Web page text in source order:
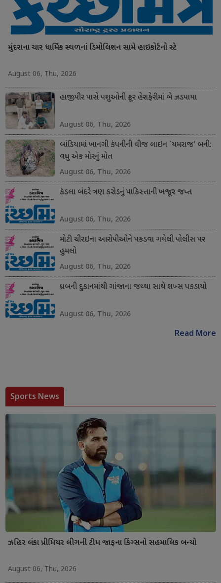
મુંદરાના ચાર ધાર્મિક સ્થળનાં ડિમોલિશન સામે હાઇકોર્ટનો સ્ટે
August 06, Thu, 2026
હાજીપીર પાસે પશુઓની ક્રૂર હેરાફેરીમાં બે ઝડપાયા
August 06, Thu, 2026
બાંડિયામાં ખાનગી કંપનીની વીજ લાઇન `યમરાજ' બની:
વધુ એક મોરનું મોત
August 06, Thu, 2026
કંડલા બંદરે ત્રણ કરોડનું પાકિસ્તાની ખજૂર જપ્ત
August 06, Thu, 2026
મોટી ચીરઇના આરોપીઓને પકડવા ગયેલી પોલીસ પર
હુમલો
August 06, Thu, 2026
ધ્રબની દુકાનમાંથી ગાંજાના જથ્થા સાથે શખ્સ પકડાયો
August 06, Thu, 2026
Read More
Sports News
ઝહિર લંકા પ્રીમિયર લીગની ટીમ જાફના કિંગ્સનો સહમાલિક બન્યો
August 06, Thu, 2026